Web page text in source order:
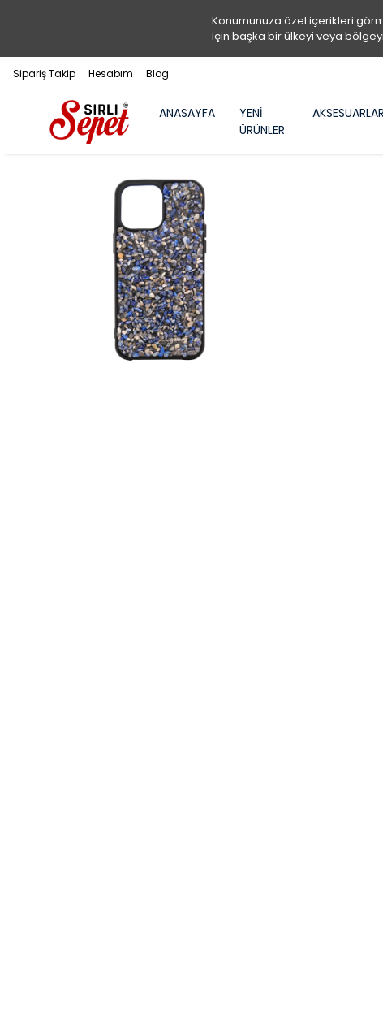
Konumunuza özel içerikleri
için başka bir ülkeyi veya
Sipariş Takip Hesabım Blog
ANASAYFA
YENİ
ÜRÜNLER
AKSESUARLAR